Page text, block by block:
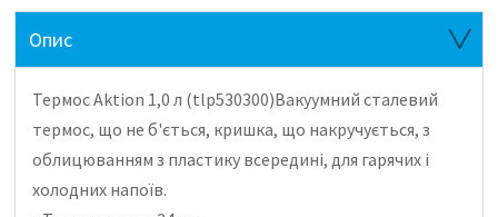
Опис
Термос Aktion 1,0 л (tlp530300)Вакуумний сталевий
термос, що не б'ється, кришка, що накручується, з
облицюванням з пластику всередині, для гарячих і
холодних напоїв.